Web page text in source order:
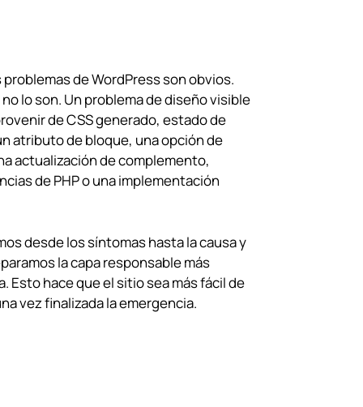
de WordPress son obvios.
lo son. Un problema de diseño visible
de CSS generado, estado de
atributo de bloque, una opción de
actualización de complemento,
de PHP o una implementación
desde los síntomas hasta la causa y
la capa responsable más
Esto hace que el sitio sea más fácil de
vez finalizada la emergencia.